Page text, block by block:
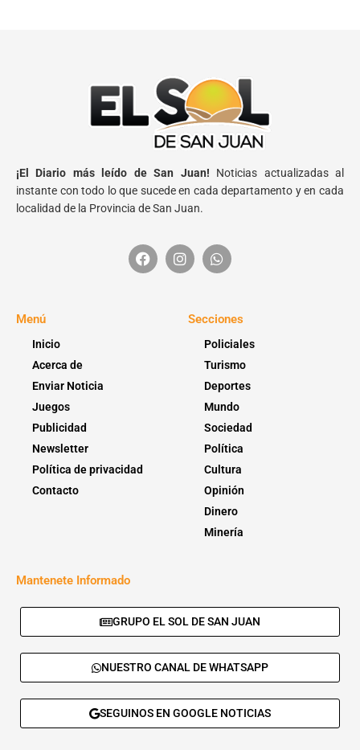
¡El Diario más leído de San Juan! Noticias actualizadas al
instante con todo lo que sucede en cada departamento y en cada
localidad de la Provincia de San Juan.
Menú
Inicio
Acerca de
Enviar Noticia
Juegos
Publicidad
Newsletter
Política de privacidad
Contacto
Secciones
Policiales
Turismo
Deportes
Mundo
Sociedad
Política
Cultura
Opinión
Dinero
Minería
Mantenete Informado
GRUPO EL SOL DE SAN JUAN
NUESTRO CANAL DE WHATSAPP
SEGUINOS EN GOOGLE NOTICIAS